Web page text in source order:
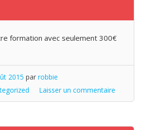
formation avec seulement 300€
2015 par robbie
Laisser un commentaire